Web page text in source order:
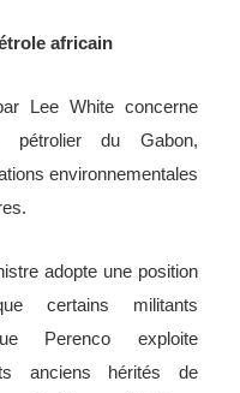
africain
Lee White concerne
pétrolier du Gabon,
environnementales
adopte une position
certains militants
Perenco exploite
anciens hérités de